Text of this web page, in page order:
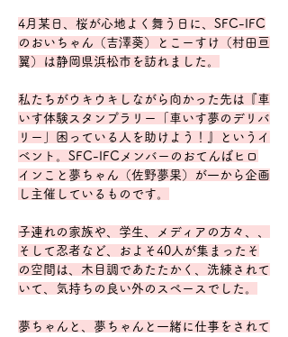
4月某日、桜が心地よく舞う日に、SFC-IFC
のおいちゃん（吉澤葵）とこーすけ（村田亘
翼）は静岡県浜松市を訪れました。
私たちがウキウキしながら向かった先は『車
いす体験スタンプラリー「車いす夢のデリバ
リー」困っている人を助けよう！』というイ
ベント。SFC-IFCメンバーのおてんばヒロ
インこと夢ちゃん（佐野夢果）が一から企画
し主催しているものです。
子連れの家族や、学生、メディアの方々、、
そして忍者など、およそ40人が集まったそ
の空間は、木目調であたたかく、洗練されて
いて、気持ちの良い外のスペースでした。
夢ちゃんと、夢ちゃんと一緒に仕事をされて